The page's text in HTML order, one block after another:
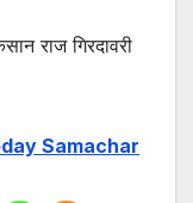
राज गिरदावरी
Samachar